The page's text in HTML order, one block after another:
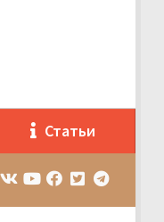
Статьи